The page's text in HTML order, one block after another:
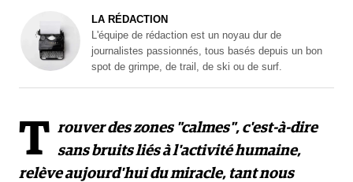
LA RÉDACTION
L'équipe de rédaction est un noyau dur de
journalistes passionnés, tous basés depuis un bon
spot de grimpe, de trail, de ski ou de surf.
T rouver des zones "calmes", c'est-à-dire
sans bruits liés à l'activité humaine,
relève aujourd'hui du miracle, tant nous